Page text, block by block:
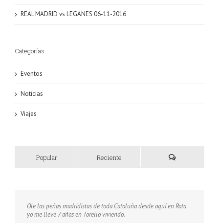
REAL MADRID vs LEGANES 06-11-2016
Categorías
Eventos
Noticias
Viajes
Popular Reciente
Ole las peñas madridistas de toda Cataluña desde aquí en Rota
yo me lleve 7 años en Torello viviendo.